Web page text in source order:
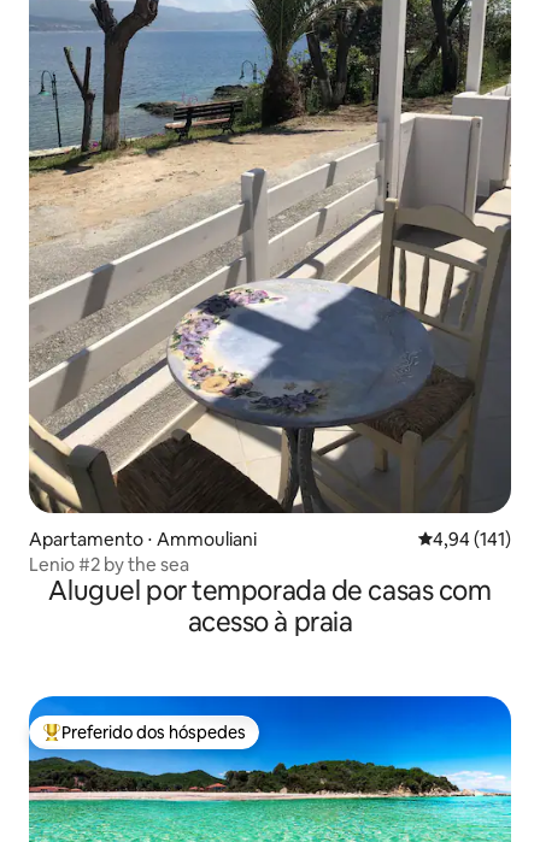
Apartamento ⋅ Ammouliani 4,94 de uma
4,94 (141)
Lenio #2 by the sea
Aluguel por temporada de casas com
acesso à praia
Entre os melhores preferidos dos hóspedes
Preferido dos hóspedes